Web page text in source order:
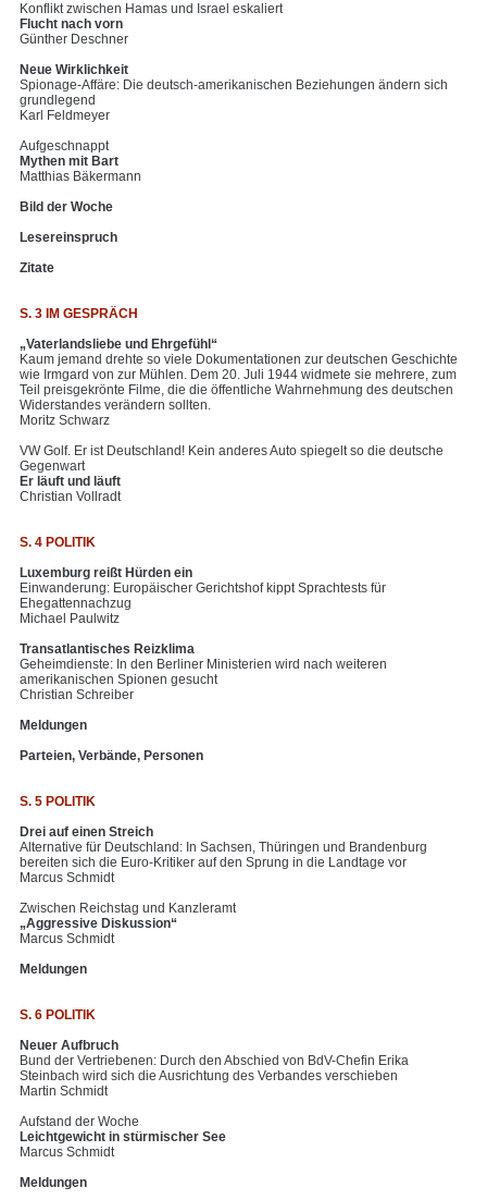
Konflikt zwischen Hamas und Israel eskaliert
Flucht nach vorn
Günther Deschner
Neue Wirklichkeit
Spionage-Affäre: Die deutsch-amerikanischen Beziehungen ändern sich
grundlegend
Karl Feldmeyer
Aufgeschnappt
Mythen mit Bart
Matthias Bäkermann
Bild der Woche
Lesereinspruch
Zitate
S. 3 IM GESPRÄCH
„Vaterlandsliebe und Ehrgefühl“
Kaum jemand drehte so viele Dokumentationen zur deutschen Geschichte
wie Irmgard von zur Mühlen. Dem 20. Juli 1944 widmete sie mehrere, zum
Teil preisgekrönte Filme, die die öffentliche Wahrnehmung des deutschen
Widerstandes verändern sollten.
Moritz Schwarz
VW Golf. Er ist Deutschland! Kein anderes Auto spiegelt so die deutsche
Gegenwart
Er läuft und läuft
Christian Vollradt
S. 4 POLITIK
Luxemburg reißt Hürden ein
Einwanderung: Europäischer Gerichtshof kippt Sprachtests für
Ehegattennachzug
Michael Paulwitz
Transatlantisches Reizklima
Geheimdienste: In den Berliner Ministerien wird nach weiteren
amerikanischen Spionen gesucht
Christian Schreiber
Meldungen
Parteien, Verbände, Personen
S. 5 POLITIK
Drei auf einen Streich
Alternative für Deutschland: In Sachsen, Thüringen und Brandenburg
bereiten sich die Euro-Kritiker auf den Sprung in die Landtage vor
Marcus Schmidt
Zwischen Reichstag und Kanzleramt
„Aggressive Diskussion“
Marcus Schmidt
Meldungen
S. 6 POLITIK
Neuer Aufbruch
Bund der Vertriebenen: Durch den Abschied von BdV-Chefin Erika
Steinbach wird sich die Ausrichtung des Verbandes verschieben
Martin Schmidt
Aufstand der Woche
Leichtgewicht in stürmischer See
Marcus Schmidt
Meldungen